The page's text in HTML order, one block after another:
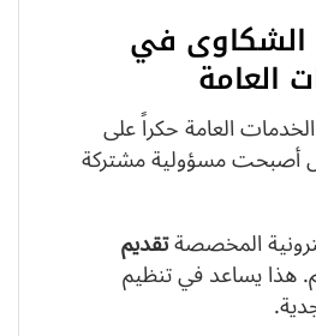
الشكاوى في
العامة
العامة حكراً على
أصبحت مسؤولية مشتركة
المخصصةتقديم
هذا يساعد في تنظيم